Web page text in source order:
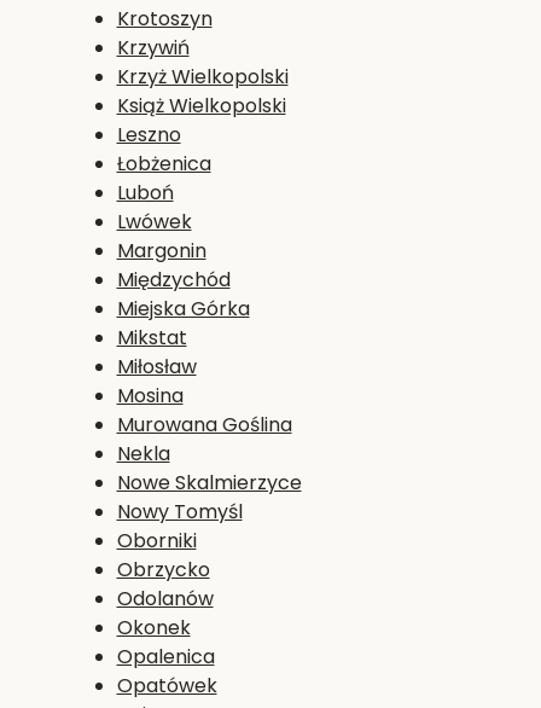
Krotoszyn
Krzywiń
Krzyż Wielkopolski
Książ Wielkopolski
Leszno
Łobżenica
Luboń
Lwówek
Margonin
Międzychód
Miejska Górka
Mikstat
Miłosław
Mosina
Murowana Goślina
Nekla
Nowe Skalmierzyce
Nowy Tomyśl
Oborniki
Obrzycko
Odolanów
Okonek
Opalenica
Opatówek